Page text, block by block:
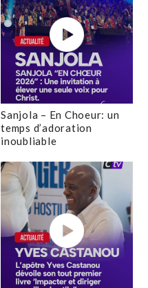
Sanjola – En Choeur: un
temps d’adoration
inoubliable